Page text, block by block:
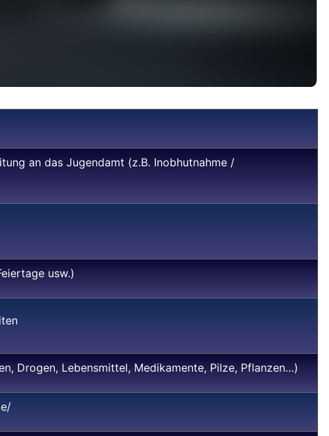
an das Jugendamt (z.B. Inobhutnahme /
usw.)
Drogen, Lebensmittel, Medikamente, Pilze, Pflanzen…)